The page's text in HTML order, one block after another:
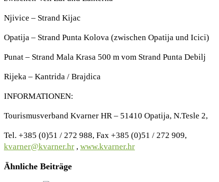
Njivice – Strand Kijac
Opatija – Strand Punta Kolova (zwischen Opatija und Icici)
Punat – Strand Mala Krasa 500 m vom Strand Punta Debilj
Rijeka – Kantrida / Brajdica
INFORMATIONEN:
Tourismusverband Kvarner HR – 51410 Opatija, N.Tesle 2,
Tel. +385 (0)51 / 272 988, Fax +385 (0)51 / 272 909,
kvarner@kvarner.hr , www.kvarner.hr
Ähnliche Beiträge